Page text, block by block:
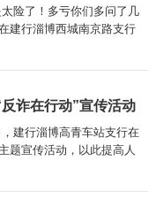
险了！多亏你们多问了几
建行淄博西城南京路支行
诈在行动”宣传活动
建行淄博高青车站支行在
题宣传活动，以此提高人